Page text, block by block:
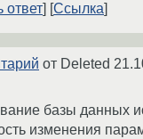
ответ
Ссылка
от Deleted
базы данных
изменения